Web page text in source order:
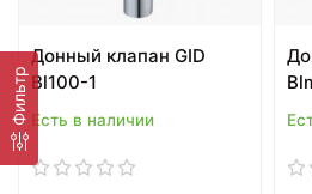
Фильтр
Донный клапан GID
Bl100-1
Есть в наличии